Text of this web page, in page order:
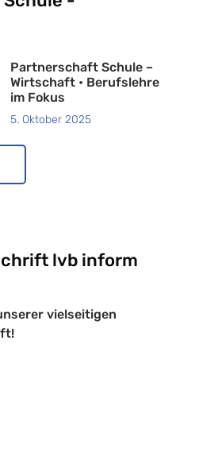
Partnerschaft Schule –
Wirtschaft • Berufslehre
im Fokus
5. Oktober 2025
lvb inform
vielseitigen